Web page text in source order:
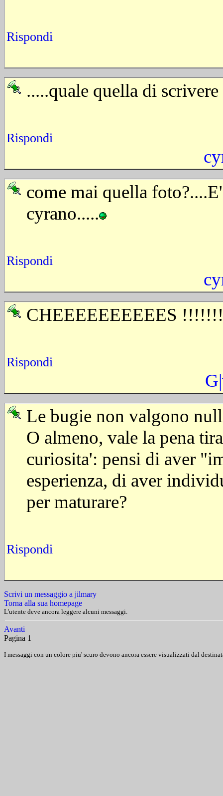
Rispondi
.....quale quella di
Rispondi
come mai quella
cyrano.....
Rispondi
CHEEEEEEEEEES
Rispondi
Le bugie non valgono
O almeno, vale la pena
curiosita': pensi di aver
esperienza, di aver
per maturare?
Rispondi
Scrivi un messaggio a jilmary
Torna alla sua homepage
L'utente deve ancora leggere alcuni messaggi.
Avanti
Pagina 1
I messaggi con un colore piu' scuro devono ancora essere visualizzati dal